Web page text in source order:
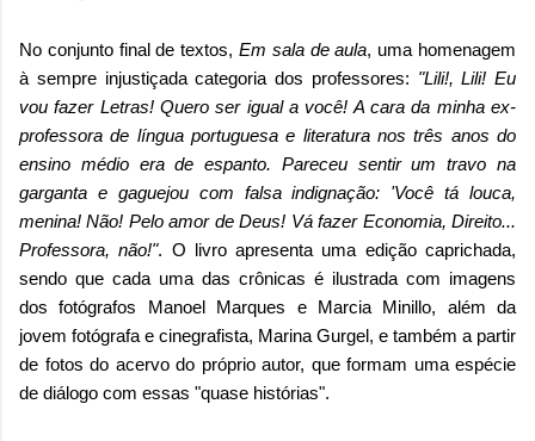
No conjunto final de textos, Em sala de aula, uma homenagem
à sempre injustiçada categoria dos professores: "Lili!, Lili! Eu
vou fazer Letras! Quero ser igual a você! A cara da minha ex-
professora de língua portuguesa e literatura nos três anos do
ensino médio era de espanto. Pareceu sentir um travo na
garganta e gaguejou com falsa indignação: 'Você tá louca,
menina! Não! Pelo amor de Deus! Vá fazer Economia, Direito...
Professora, não!". O livro apresenta uma edição caprichada,
sendo que cada uma das crônicas é ilustrada com imagens
dos fotógrafos Manoel Marques e Marcia Minillo, além da
jovem fotógrafa e cinegrafista, Marina Gurgel, e também a partir
de fotos do acervo do próprio autor, que formam uma espécie
de diálogo com essas "quase histórias".